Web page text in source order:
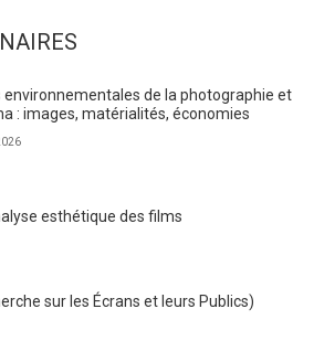
environnementales de la photographie et
: images, matérialités, économies
esthétique des films
sur les Écrans et leurs Publics)